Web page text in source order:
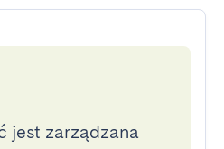
jest zarządzana